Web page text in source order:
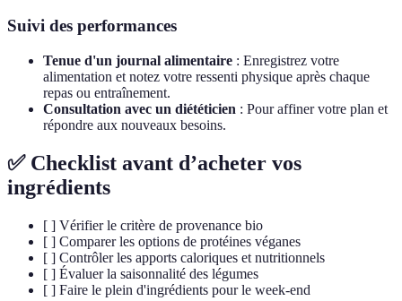
Suivi des performances
Tenue d'un journal alimentaire : Enregistrez votre
alimentation et notez votre ressenti physique après chaque
repas ou entraînement.
Consultation avec un diététicien : Pour affiner votre plan et
répondre aux nouveaux besoins.
✅ Checklist avant d’acheter vos
ingrédients
[ ] Vérifier le critère de provenance bio
[ ] Comparer les options de protéines véganes
[ ] Contrôler les apports caloriques et nutritionnels
[ ] Évaluer la saisonnalité des légumes
[ ] Faire le plein d'ingrédients pour le week-end